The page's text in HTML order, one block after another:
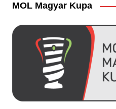
MOL Magyar Kupa